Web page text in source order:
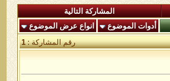
المشاركة التالية
أدوات الموضوع
انواع عرض الموضوع
رقم المشاركة :1